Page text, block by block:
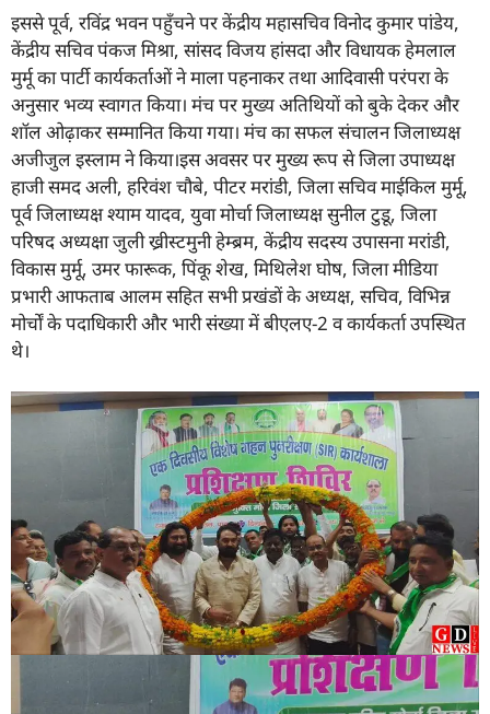
इससे पूर्व, रविंद्र भवन पहुँचने पर केंद्रीय महासचिव विनोद कुमार पांडेय,
केंद्रीय सचिव पंकज मिश्रा, सांसद विजय हांसदा और विधायक हेमलाल
मुर्मू का पार्टी कार्यकर्ताओं ने माला पहनाकर तथा आदिवासी परंपरा के
अनुसार भव्य स्वागत किया। मंच पर मुख्य अतिथियों को बुके देकर और
शॉल ओढ़ाकर सम्मानित किया गया। मंच का सफल संचालन जिलाध्यक्ष
अजीजुल इस्लाम ने किया।इस अवसर पर मुख्य रूप से जिला उपाध्यक्ष
हाजी समद अली, हरिवंश चौबे, पीटर मरांडी, जिला सचिव माईकिल मुर्मू,
पूर्व जिलाध्यक्ष श्याम यादव, युवा मोर्चा जिलाध्यक्ष सुनील टुडू, जिला
परिषद अध्यक्षा जुली ख्रीस्टमुनी हेम्ब्रम, केंद्रीय सदस्य उपासना मरांडी,
विकास मुर्मू, उमर फारूक, पिंकू शेख, मिथिलेश घोष, जिला मीडिया
प्रभारी आफताब आलम सहित सभी प्रखंडों के अध्यक्ष, सचिव, विभिन्न
मोर्चों के पदाधिकारी और भारी संख्या में बीएलए-2 व कार्यकर्ता उपस्थित
थे।